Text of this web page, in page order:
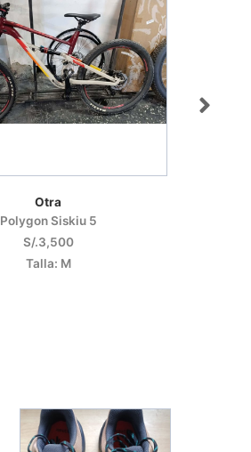
Otra
Polygon Siskiu 5
S/.3,500
Talla: M